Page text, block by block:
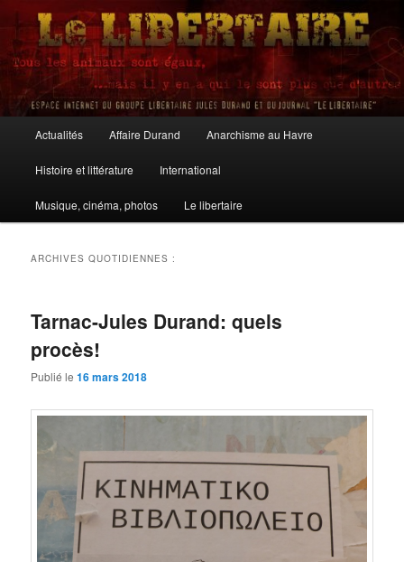
Aller
contenu
principal
Aller
contenu
secondaire
Le Libertaire
principal
Actualités Affaire Durand Anarchisme au Havre
Histoire et littérature International
Musique, cinéma, photos Le libertaire
ARCHIVES QUOTIDIENNES :
Tarnac-Jules Durand: quels
procès!
Publié le16 mars 2018